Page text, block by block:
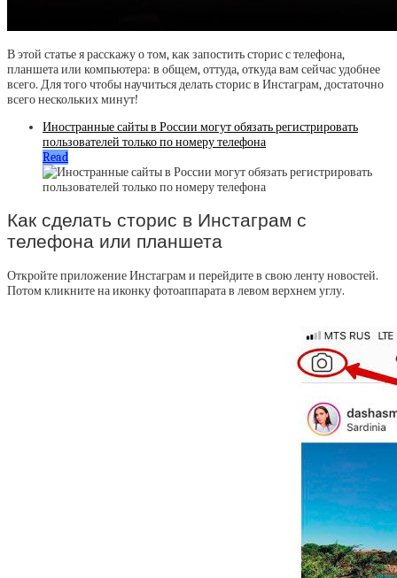
В этой статье я расскажу о том, как запостить сторис с телефона,
планшета или компьютера: в общем, оттуда, откуда вам сейчас удобнее
всего. Для того чтобы научиться делать сторис в Инстаграм, достаточно
всего нескольких минут!
Иностранные сайты в России могут обязать регистрировать
пользователей только по номеру телефона
Read
Как сделать сторис в Инстаграм с
телефона или планшета
Откройте приложение Инстаграм и перейдите в свою ленту новостей.
Потом кликните на иконку фотоаппарата в левом верхнем углу.